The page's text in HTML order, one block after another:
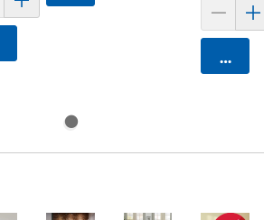
에 담기
카트에